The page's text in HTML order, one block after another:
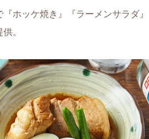
ホッケ焼き』『ラーメンサラダ』
。